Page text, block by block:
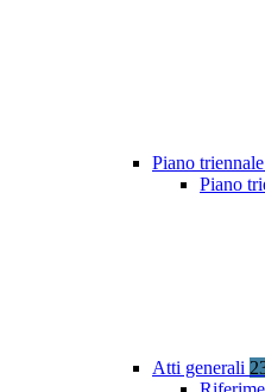
Piano
Piano
Atti generali